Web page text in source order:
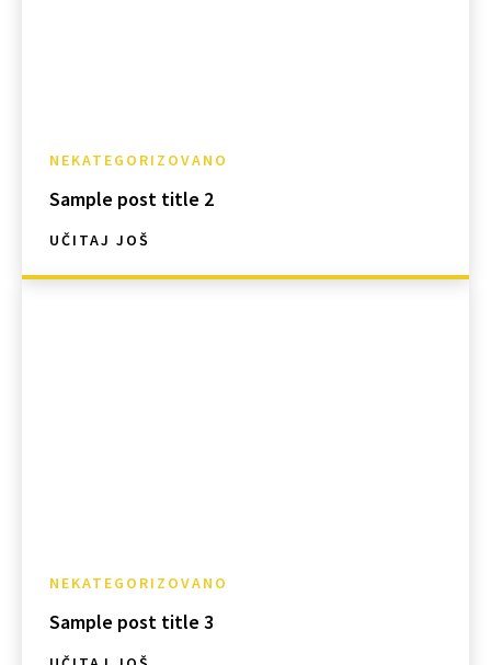
NEKATEGORIZOVANO
Sample post title 2
UČITAJ JOŠ
NEKATEGORIZOVANO
Sample post title 3